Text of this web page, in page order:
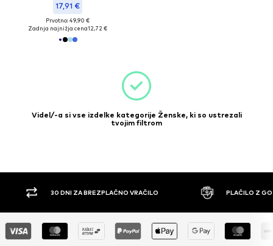
17,91 €
Prvotno: 49,90 €
Zadnja najnižja cena12,72 €
Videl/-a si vse izdelke kategorije Ženske, ki so ustrezali
tvojim filtrom
VRAČILO PLAČILO Z GOTOVINO PO POVZETJU